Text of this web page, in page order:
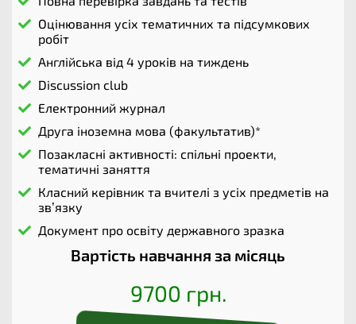
Оцінювання усіх тематичних та підсумкових
робіт​
Англійська від 4 уроків на тиждень​
Discussion club​
Електронний журнал​
Друга іноземна мова (факультатив)*
Позакласні активності: спільні проекти,
тематичні заняття​
Класний керівник та вчителі з усіх предметів на
зв’язку​
Документ про освіту державного зразка
Вартість навчання за місяць
9700 грн.